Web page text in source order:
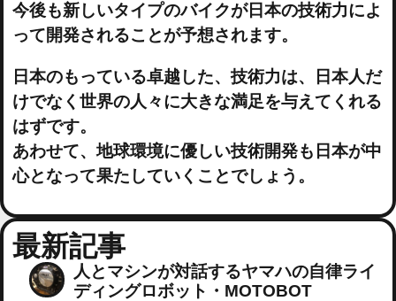
今後も新しいタイプのバイクが日本の技術力によ
って開発されることが予想されます。
日本のもっている卓越した、技術力は、日本人だ
けでなく世界の人々に大きな満足を与えてくれる
はずです。
あわせて、地球環境に優しい技術開発も日本が中
心となって果たしていくことでしょう。
最新記事
人とマシンが対話するヤマハの自律ライ
ディングロボット・MOTOBOT